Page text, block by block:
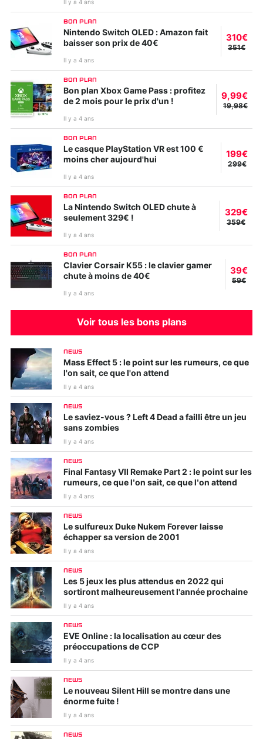
Il y a 4 ans
BON PLAN
Nintendo Switch OLED : Amazon fait
baisser son prix de 40€
Il y a 4 ans
310€
351€
BON PLAN
Bon plan Xbox Game Pass : profitez
de 2 mois pour le prix d'un !
Il y a 4 ans
9,99€
19,98€
BON PLAN
Le casque PlayStation VR est 100 €
moins cher aujourd'hui
Il y a 4 ans
199€
299€
BON PLAN
La Nintendo Switch OLED chute à
seulement 329€ !
Il y a 4 ans
329€
359€
BON PLAN
Clavier Corsair K55 : le clavier gamer
chute à moins de 40€
Il y a 4 ans
39€
59€
Voir tous les bons plans
NEWS
Mass Effect 5 : le point sur les rumeurs, ce que
l'on sait, ce que l'on attend
Il y a 4 ans
NEWS
Le saviez-vous ? Left 4 Dead a failli être un jeu
sans zombies
Il y a 4 ans
NEWS
Final Fantasy VII Remake Part 2 : le point sur les
rumeurs, ce que l’on sait, ce que l’on attend
Il y a 4 ans
NEWS
Le sulfureux Duke Nukem Forever laisse
échapper sa version de 2001
Il y a 4 ans
NEWS
Les 5 jeux les plus attendus en 2022 qui
sortiront malheureusement l'année prochaine
Il y a 4 ans
NEWS
EVE Online : la localisation au cœur des
préoccupations de CCP
Il y a 4 ans
NEWS
Le nouveau Silent Hill se montre dans une
énorme fuite !
Il y a 4 ans
NEWS